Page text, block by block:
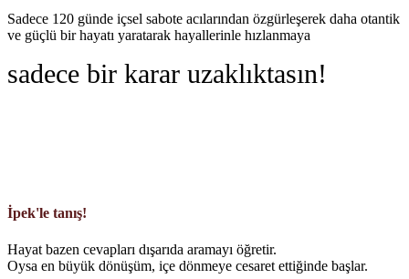
Sadece 120 günde içsel sabote acılarından özgürleşerek daha otantik
ve güçlü bir hayatı yaratarak hayallerinle hızlanmaya
sadece bir karar uzaklıktasın!
İpek'le tanış!
Hayat bazen cevapları dışarıda aramayı öğretir.
Oysa en büyük dönüşüm, içe dönmeye cesaret ettiğinde başlar.